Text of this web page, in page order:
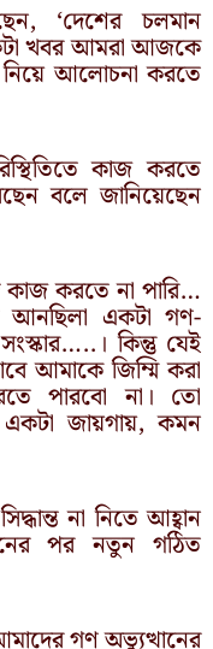
‘দেশের চলমান
খবর আমরা আজকে
আলোচনা করতে
কাজ করতে
বলে জানিয়েছেন
কাজ করতে না পারি…
আনছিলা একটা গণ-
কিন্তু যেই
আমাকে জিম্মি করা
পারবো না। তো
একটা জায়গায়, কমন
না নিতে আহ্বান
পর নতুন গঠিত
গণ অভ্যুত্থানের